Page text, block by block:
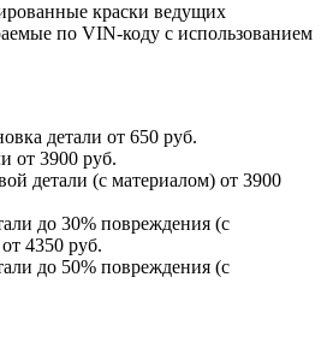
краски ведущих
по VIN-коду с использованием
детали от 650 руб.
от 3900 руб.
детали (с материалом) от 3900
до 30% повреждения (с
4350 руб.
до 50% повреждения (с